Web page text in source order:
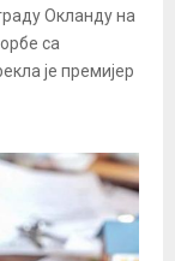
Окланду на
са
је премијер